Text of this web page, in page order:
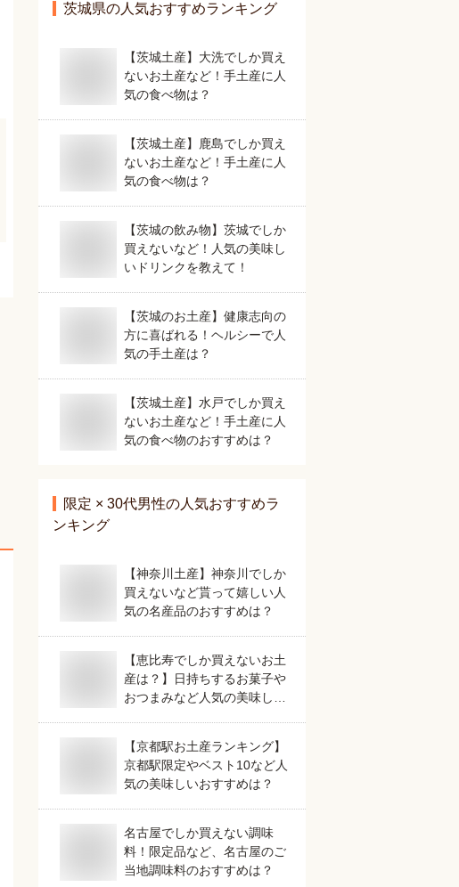
茨城県の人気おすすめランキング
【茨城土産】大洗でしか買え
ないお土産など！手土産に人
気の食べ物は？
【茨城土産】鹿島でしか買え
ないお土産など！手土産に人
気の食べ物は？
【茨城の飲み物】茨城でしか
買えないなど！人気の美味し
いドリンクを教えて！
【茨城のお土産】健康志向の
方に喜ばれる！ヘルシーで人
気の手土産は？
【茨城土産】水戸でしか買え
ないお土産など！手土産に人
気の食べ物のおすすめは？
限定 × 30代男性の人気おすすめラ
ンキング
【神奈川土産】神奈川でしか
買えないなど貰って嬉しい人
気の名産品のおすすめは？
【恵比寿でしか買えないお土
産は？】日持ちするお菓子や
おつまみなど人気の美味しい
【京都駅お土産ランキング】
京都駅限定やベスト10など人
気の美味しいおすすめは？
名古屋でしか買えない調味
料！限定品など、名古屋のご
当地調味料のおすすめは？